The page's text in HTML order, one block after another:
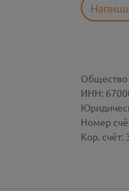
Общество
ИНН:
Номер
Кор.